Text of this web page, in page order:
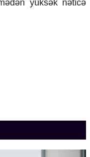
yüksək nəticə